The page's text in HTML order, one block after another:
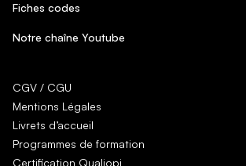
Fiches codes
Notre chaîne Youtube
CGV / CGU
Mentions Légales
Livrets d’accueil
Programmes de formation
Certification Qualiopi